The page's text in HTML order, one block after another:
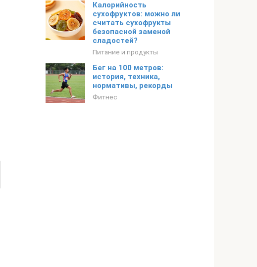
Калорийность
сухофруктов: можно ли
считать сухофрукты
безопасной заменой
сладостей?
Питание и продукты
Бег на 100 метров:
история, техника,
нормативы, рекорды
Фитнес